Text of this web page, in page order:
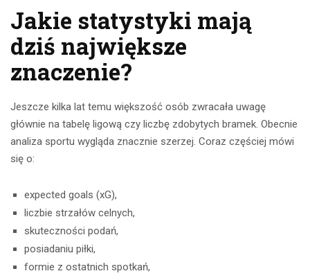
Jakie statystyki mają
dziś największe
znaczenie?
Jeszcze kilka lat temu większość osób zwracała uwagę
głównie na tabelę ligową czy liczbę zdobytych bramek. Obecnie
analiza sportu wygląda znacznie szerzej. Coraz częściej mówi
się o:
expected goals (xG),
liczbie strzałów celnych,
skuteczności podań,
posiadaniu piłki,
formie z ostatnich spotkań,